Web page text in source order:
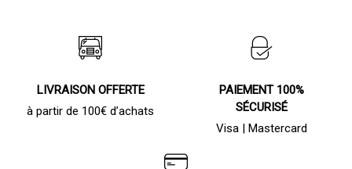
LIVRAISON OFFERTE
à partir de 100€ d’achats
PAIEMENT 100%
SÉCURISÉ
Visa | Mastercard